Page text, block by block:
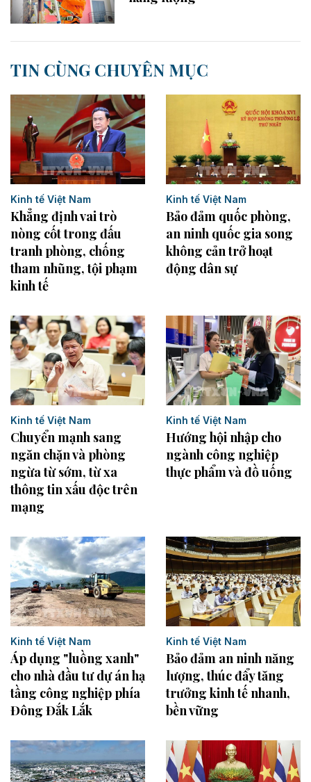
TIN CÙNG CHUYÊN MỤC
Kinh tế Việt Nam
Khẳng định vai trò
nòng cốt trong đấu
tranh phòng, chống
tham nhũng, tội phạm
kinh tế
Kinh tế Việt Nam
Bảo đảm quốc phòng,
an ninh quốc gia song
không cản trở hoạt
động dân sự
Kinh tế Việt Nam
Chuyển mạnh sang
ngăn chặn và phòng
ngừa từ sớm, từ xa
thông tin xấu độc trên
mạng
Kinh tế Việt Nam
Hướng hội nhập cho
ngành công nghiệp
thực phẩm và đồ uống
Kinh tế Việt Nam
Áp dụng "luồng xanh"
cho nhà đầu tư dự án hạ
tầng công nghiệp phía
Đông Đắk Lắk
Kinh tế Việt Nam
Bảo đảm an ninh năng
lượng, thúc đẩy tăng
trưởng kinh tế nhanh,
bền vững